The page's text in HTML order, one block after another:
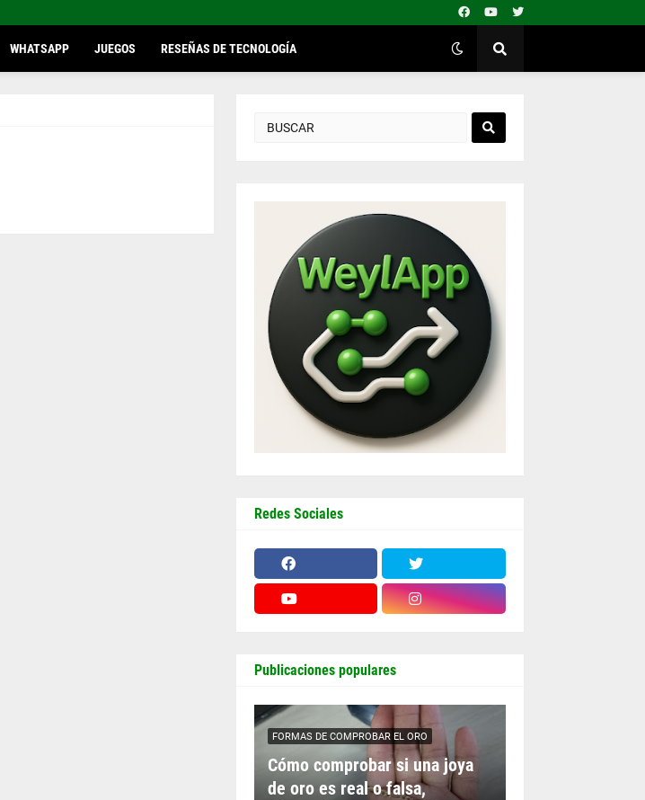
WHATSAPP JUEGOS RESEÑAS DE TECNOLOGÍA
Redes Sociales
Publicaciones populares
FORMAS DE COMPROBAR EL ORO
Cómo comprobar si una joya
de oro es real o falsa,